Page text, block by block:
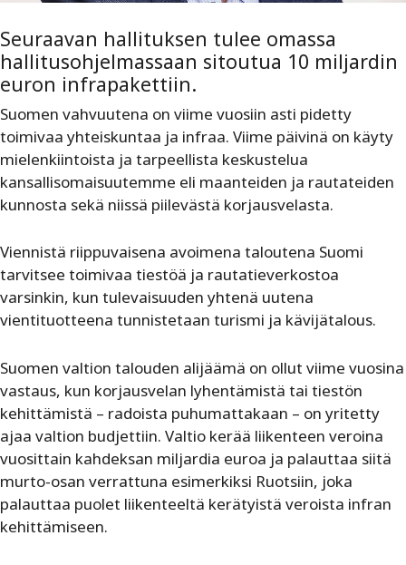
Seuraavan hallituksen tulee omassa
hallitusohjelmassaan sitoutua 10 miljardin
euron infrapakettiin.
Suomen vahvuutena on viime vuosiin asti pidetty
toimivaa yhteiskuntaa ja infraa. Viime päivinä on käyty
mielenkiintoista ja tarpeellista keskustelua
kansallisomaisuutemme eli maanteiden ja rautateiden
kunnosta sekä niissä piilevästä korjausvelasta.
Viennistä riippuvaisena avoimena taloutena Suomi
tarvitsee toimivaa tiestöä ja rautatieverkostoa
varsinkin, kun tulevaisuuden yhtenä uutena
vientituotteena tunnistetaan turismi ja kävijätalous.
Suomen valtion talouden alijäämä on ollut viime vuosina
vastaus, kun korjausvelan lyhentämistä tai tiestön
kehittämistä – radoista puhumattakaan – on yritetty
ajaa valtion budjettiin. Valtio kerää liikenteen veroina
vuosittain kahdeksan miljardia euroa ja palauttaa siitä
murto-osan verrattuna esimerkiksi Ruotsiin, joka
palauttaa puolet liikenteeltä kerätyistä veroista infran
kehittämiseen.